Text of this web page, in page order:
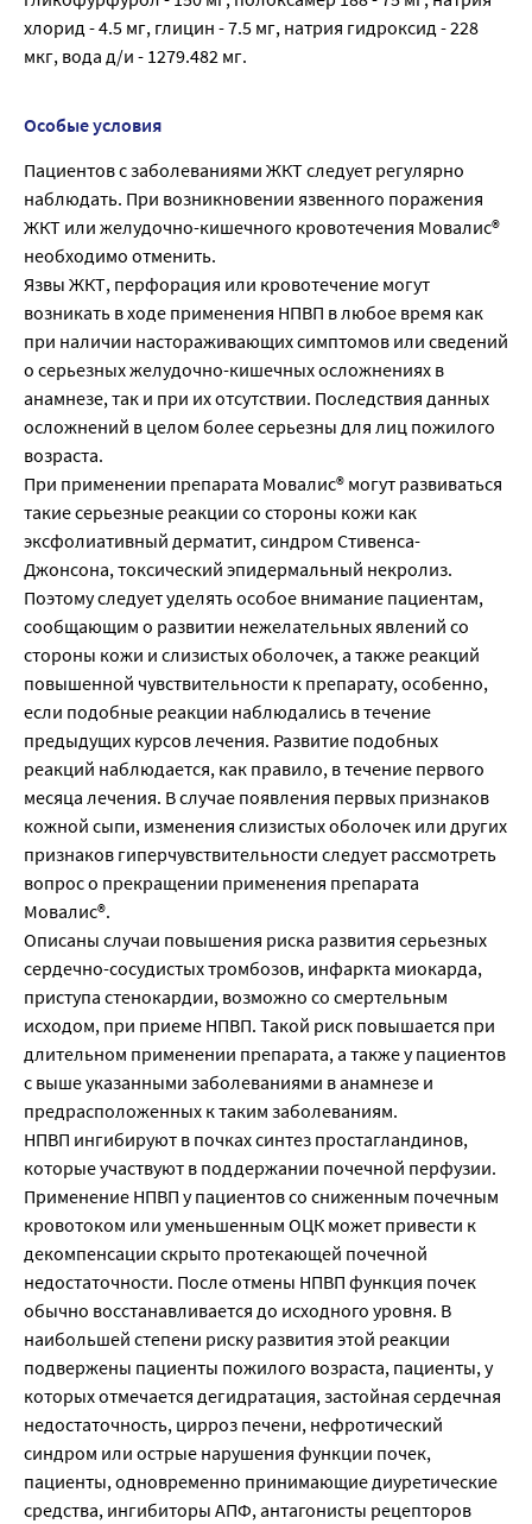
хлорид - 4.5 мг, глицин - 7.5 мг, натрия гидроксид - 228
мкг, вода д/и - 1279.482 мг.
Особые условия
Пациентов с заболеваниями ЖКТ следует регулярно
наблюдать. При возникновении язвенного поражения
ЖКТ или желудочно-кишечного кровотечения Мовалис®
необходимо отменить.
Язвы ЖКТ, перфорация или кровотечение могут
возникать в ходе применения НПВП в любое время как
при наличии настораживающих симптомов или сведений
о серьезных желудочно-кишечных осложнениях в
анамнезе, так и при их отсутствии. Последствия данных
осложнений в целом более серьезны для лиц пожилого
возраста.
При применении препарата Мовалис® могут развиваться
такие серьезные реакции со стороны кожи как
эксфолиативный дерматит, синдром Стивенса-
Джонсона, токсический эпидермальный некролиз.
Поэтому следует уделять особое внимание пациентам,
сообщающим о развитии нежелательных явлений со
стороны кожи и слизистых оболочек, а также реакций
повышенной чувствительности к препарату, особенно,
если подобные реакции наблюдались в течение
предыдущих курсов лечения. Развитие подобных
реакций наблюдается, как правило, в течение первого
месяца лечения. В случае появления первых признаков
кожной сыпи, изменения слизистых оболочек или других
признаков гиперчувствительности следует рассмотреть
вопрос о прекращении применения препарата
Мовалис®.
Описаны случаи повышения риска развития серьезных
сердечно-сосудистых тромбозов, инфаркта миокарда,
приступа стенокардии, возможно со смертельным
исходом, при приеме НПВП. Такой риск повышается при
длительном применении препарата, а также у пациентов
с выше указанными заболеваниями в анамнезе и
предрасположенных к таким заболеваниям.
НПВП ингибируют в почках синтез простагландинов,
которые участвуют в поддержании почечной перфузии.
Применение НПВП у пациентов со сниженным почечным
кровотоком или уменьшенным ОЦК может привести к
декомпенсации скрыто протекающей почечной
недостаточности. После отмены НПВП функция почек
обычно восстанавливается до исходного уровня. В
наибольшей степени риску развития этой реакции
подвержены пациенты пожилого возраста, пациенты, у
которых отмечается дегидратация, застойная сердечная
недостаточность, цирроз печени, нефротический
синдром или острые нарушения функции почек,
пациенты, одновременно принимающие диуретические
средства, ингибиторы АПФ, антагонисты рецепторов